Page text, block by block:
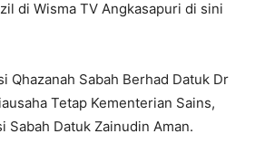
di Wisma TV Angkasapuri di sini
Qhazanah Sabah Berhad Datuk Dr
Tetap Kementerian Sains,
Sabah Datuk Zainudin Aman.